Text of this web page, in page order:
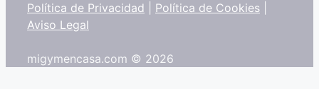
Política de Privacidad Política de Cookies
Aviso Legal
migymencasa.com © 2026